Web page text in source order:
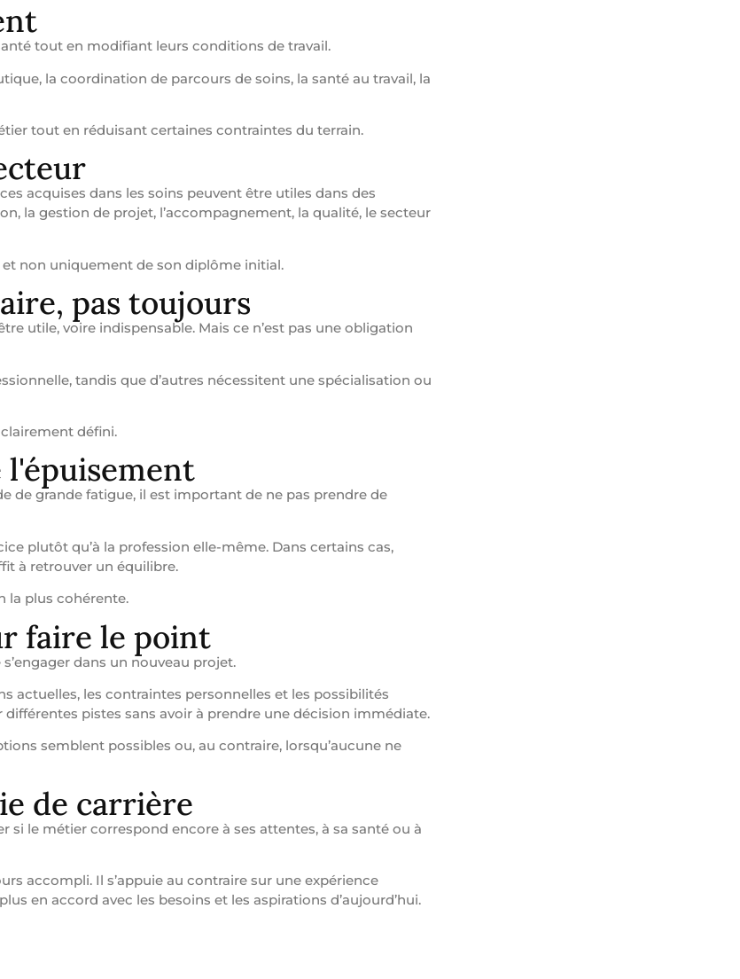
tout en modifiant leurs conditions de travail.
la coordination de parcours de soins, la santé au travail, la
tout en réduisant certaines contraintes du terrain.
acquises dans les soins peuvent être utiles dans des
la gestion de projet, l’accompagnement, la qualité, le secteur
non uniquement de son diplôme initial.
pas toujours
utile, voire indispensable. Mais ce n’est pas une obligation
tandis que d’autres nécessitent une spécialisation ou
défini.
l'épuisement
de grande fatigue, il est important de ne pas prendre de
plutôt qu’à la profession elle-même. Dans certains cas,
à retrouver un équilibre.
la plus cohérente.
faire le point
dans un nouveau projet.
actuelles, les contraintes personnelles et les possibilités
pistes sans avoir à prendre une décision immédiate.
semblent possibles ou, au contraire, lorsqu’aucune ne
de carrière
si le métier correspond encore à ses attentes, à sa santé ou à
accompli. Il s’appuie au contraire sur une expérience
en accord avec les besoins et les aspirations d’aujourd’hui.